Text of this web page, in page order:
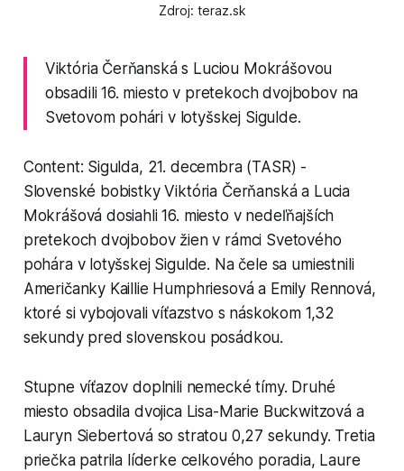
Zdroj: teraz.sk
Viktória Čerňanská s Luciou Mokrášovou
obsadili 16. miesto v pretekoch dvojbobov na
Svetovom pohári v lotyšskej Sigulde.
Content: Sigulda, 21. decembra (TASR) -
Slovenské bobistky Viktória Čerňanská a Lucia
Mokrášová dosiahli 16. miesto v nedeľňajších
pretekoch dvojbobov žien v rámci Svetového
pohára v lotyšskej Sigulde. Na čele sa umiestnili
Američanky Kaillie Humphriesová a Emily Rennová,
ktoré si vybojovali víťazstvo s náskokom 1,32
sekundy pred slovenskou posádkou.
Stupne víťazov doplnili nemecké tímy. Druhé
miesto obsadila dvojica Lisa-Marie Buckwitzová a
Lauryn Siebertová so stratou 0,27 sekundy. Tretia
priečka patrila líderke celkového poradia, Laure